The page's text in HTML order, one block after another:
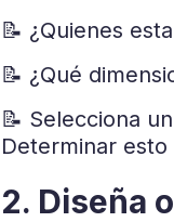
📝 ¿Quienes
📝 ¿Qué
📝 Selecciona
Determinar
2. Diseña